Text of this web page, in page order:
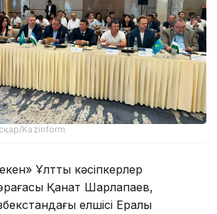
Kazinform
Ұлттық кәсіпкерлер
Қанат Шарлапаев,
елшісі Ералы